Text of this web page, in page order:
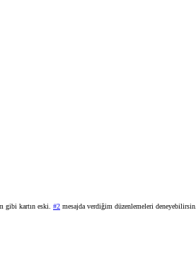
gibi kartın eski. #2 mesajda verdiğim düzenlemeleri deneyebilirsin.